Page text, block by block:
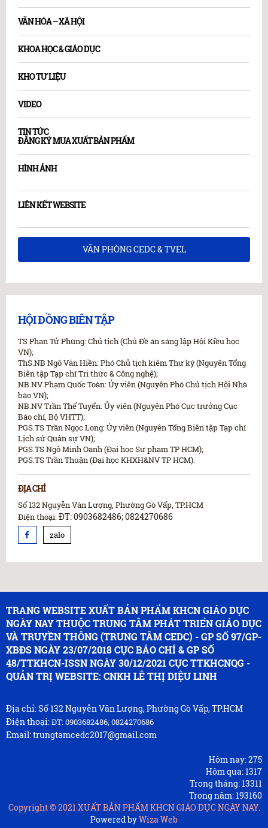
VĂN HÓA – XÃ HỘI
KHOA HỌC & GIÁO DỤC
KHO TƯ LIỆU
VIDEO
TIN TỨC
ĐĂNG KÝ MUA XUẤT BẢN PHẨM
HÌNH ẢNH
LIÊN KẾT WEBSITE
VĂN PHÒNG CEDC & TVEL
HỘI ĐỒNG BIÊN TẬP
TS Phan Tử Phùng: Chủ tịch (Chủ Đề án sáng lập Hội Kiều học
VN);
ThS.NB Ngô Văn Hiền: Phó Chủ tịch kiêm Thư ký (Nguyên Tổng
Biên tập Tạp chí Tri thức & Công nghệ);
NB.NV Phạm Quốc Toàn: Ủy viên (Nguyên Phó Chủ tịch Hội Nhà
báo VN);
NB.NV Trần Thế Tuyển: Ủy viên (Nguyên Phó Cục trưởng Cục
Báo chí, Bộ VHTT);
PGS.TS Trần Ngọc Long: Ủy viên (Nguyên Tổng Biên tập Tạp chí
Lịch sử Quân sự VN);
PGS.TS Ngô Minh Oanh (Đại học Sư phạm TP HCM);
PGS.TS Trần Thuận (Đại học KHXH&NV TP HCM).
ĐỊA CHỈ
Số 132 Nguyễn Văn Lượng, Phường Gò Vấp, TP.HCM
Điện thoại:ĐT: 0903682486; 0824270686
zalo
TRANG WEBSITE XUẤT BẢN PHẨM KHCN GIÁO DỤC
NGÀY NAY THUỘC TRUNG TÂM PHÁT TRIỂN GIÁO DỤC
VÀ TRUYỀN THÔNG (TRUNG TÂM CEDC) - GP SỐ 97/GP-
XBĐS NGÀY 23/07/2018 CỤC BÁO CHÍ & GP SỐ
48/TTKHCN-ISSN NGÀY 30/12/2021 CỤC TTKHCNQG -
QUẢN TRỊ WEBSITE: CNKH LÊ THỊ DIỆU LINH
Địa chỉ: Số 132 Nguyễn Văn Lượng, Phường Gò Vấp, TP.HCM
Điện thoại:ĐT: 0903682486; 0824270686
Email: trungtamcedc2017@gmail.com
Hôm nay:275
Hôm qua:1317
Trong tháng:13311
Trong năm:193160
Copyright © 2021 XUẤT BẢN PHẨM KHCN GIÁO DỤC NGÀY NAY.
Powered byWiza Web